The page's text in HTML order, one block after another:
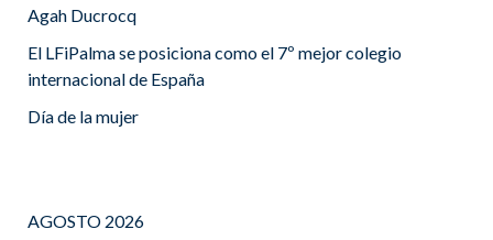
Agah Ducrocq
El LFiPalma se posiciona como el 7º mejor colegio
internacional de España
Día de la mujer
AGOSTO 2026